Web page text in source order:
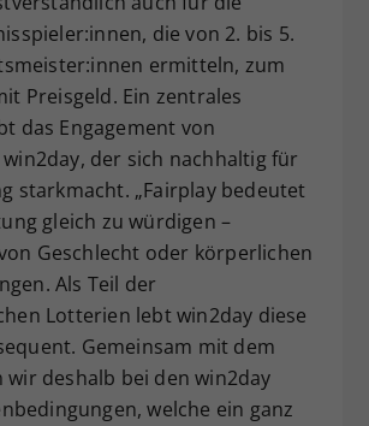
die von 2. bis 5.
ermitteln, zum
Preisgeld. Ein zentrales
das Engagement von
der sich nachhaltig für
starkmacht. „Fairplay bedeutet
gleich zu würdigen –
Geschlecht oder körperlichen
Als Teil der
Lotterien lebt win2day diese
Gemeinsam mit dem
wir deshalb bei den win2day
welche ein ganz